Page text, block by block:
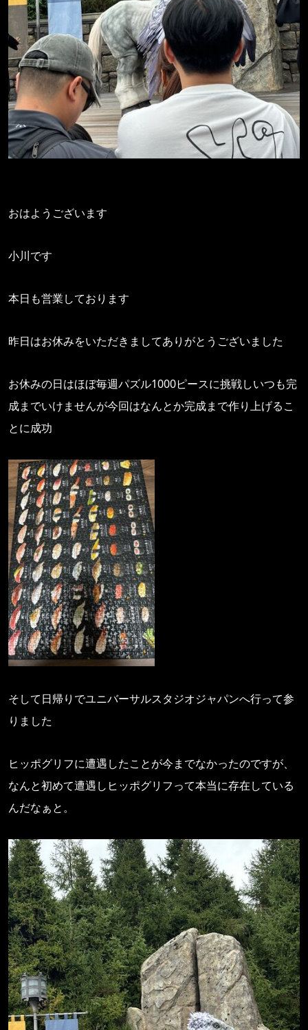
おはようございます
小川です
本日も営業しております
昨日はお休みをいただきましてありがとうございました
お休みの日はほぼ毎週パズル1000ピースに挑戦しいつも完
成までいけませんが今回はなんとか完成まで作り上げるこ
とに成功
そして日帰りでユニバーサルスタジオジャパンへ行って参
りました
ヒッポグリフに遭遇したことが今までなかったのですが、
なんと初めて遭遇しヒッポグリフって本当に存在している
んだなぁと。